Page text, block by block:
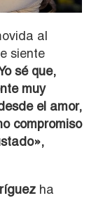
al
siente
sé que,
muy
el amor,
compromiso
ha